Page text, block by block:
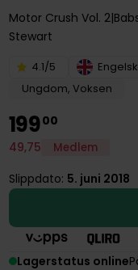
Motor Crush Vol. 2
Stewart
4.1/5 Engelsk
Ungdom, Voksen
19900
49,75 Medlem
Slippdato: 5. juni 2018
Lagerstatus online